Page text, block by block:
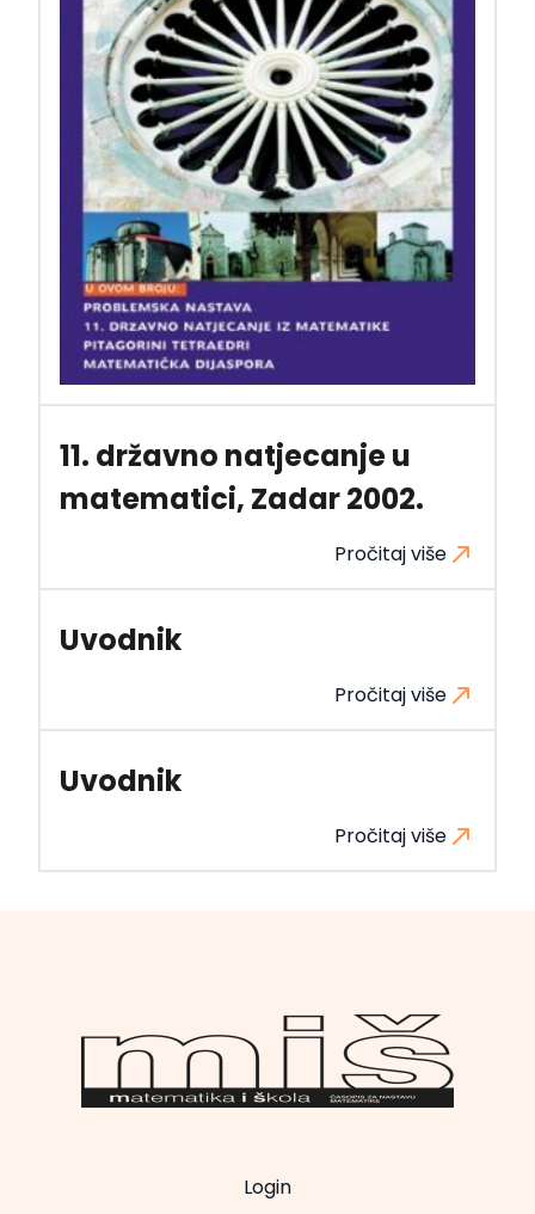
11. državno natjecanje u
matematici, Zadar 2002.
Pročitaj više
Uvodnik
Pročitaj više
Uvodnik
Pročitaj više
Login